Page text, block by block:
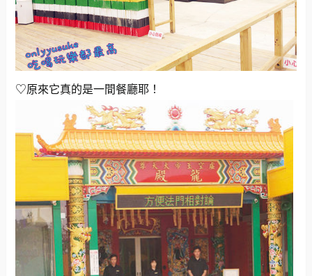
♡原來它真的是一間餐廳耶！